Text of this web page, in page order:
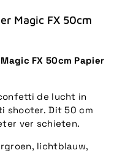
Magic FX 50cm
FX 50cm Papier
de lucht in
shooter. Dit 50 cm
ver schieten.
lichtblauw,